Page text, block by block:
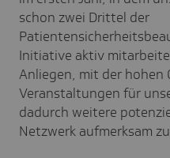
schon zwei Drittel der
Initiative aktiv
Anliegen, mit der hohen
Veranstaltungen für
dadurch weitere
Netzwerk aufmerksam